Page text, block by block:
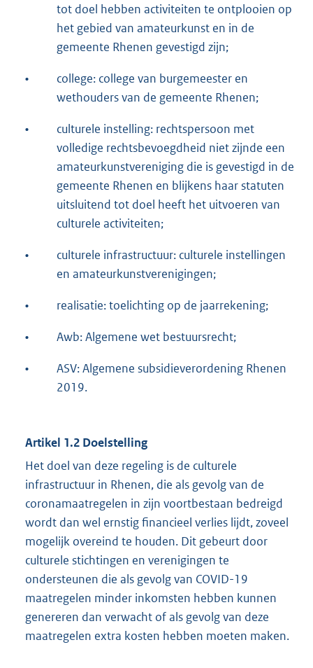
tot doel hebben activiteiten te ontplooien op
het gebied van amateurkunst en in de
gemeente Rhenen gevestigd zijn;
•
college: college van burgemeester en
wethouders van de gemeente Rhenen;
•
culturele instelling: rechtspersoon met
volledige rechtsbevoegdheid niet zijnde een
amateurkunstvereniging die is gevestigd in de
gemeente Rhenen en blijkens haar statuten
uitsluitend tot doel heeft het uitvoeren van
culturele activiteiten;
•
culturele infrastructuur: culturele instellingen
en amateurkunstverenigingen;
• realisatie: toelichting op de jaarrekening;
• Awb: Algemene wet bestuursrecht;
•
ASV: Algemene subsidieverordening Rhenen
2019.
Artikel 1.2 Doelstelling
Het doel van deze regeling is de culturele
infrastructuur in Rhenen, die als gevolg van de
coronamaatregelen in zijn voortbestaan bedreigd
wordt dan wel ernstig financieel verlies lijdt, zoveel
mogelijk overeind te houden. Dit gebeurt door
culturele stichtingen en verenigingen te
ondersteunen die als gevolg van COVID-19
maatregelen minder inkomsten hebben kunnen
genereren dan verwacht of als gevolg van deze
maatregelen extra kosten hebben moeten maken.